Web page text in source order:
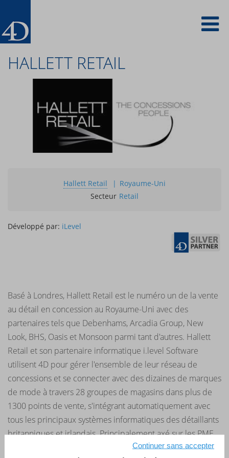
main
content
HALLETT RETAIL
Hallett Retail
Royaume-Uni
Secteur Retail
Développé par: iLevel
Basé à Londres, Hallett Retail est le numéro un de la vente
au détail en concession au Royaume-Uni avec des
partenaires tels que Debenhams, Arcadia Group, New
Look, BHS, Oasis et Monsoon parmi tant d'autres. Hallett
Retail et son partenaire informatique i.level Software
utilisent 4D pour gérer l'ensemble de leur réseau de
concessions et se connecter avec des dizaines de marques
de mode à travers 28 groupes de magasins dans plus de
1300 points de vente, s'intégrant automatiquement avec
tous les principaux systèmes informatiques des détaillants
britanniques et irlandais. Principalement axé sur les PME
du secteur de la mode, i.level est un système critique qui
Continuer sans accepter